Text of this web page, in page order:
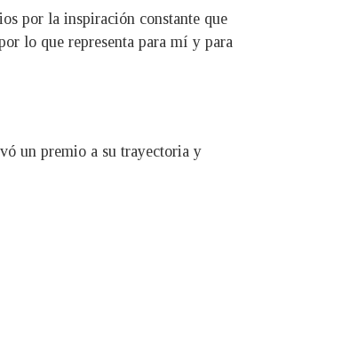
por la inspiración constante que
lo que representa para mí y para
un premio a su trayectoria y